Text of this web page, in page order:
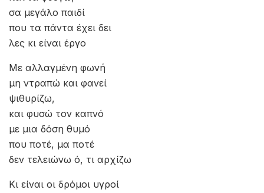
σα μεγάλο παιδί
που τα πάντα έχει δει
λες κι είναι έργο
Με αλλαγμένη φωνή
μη ντραπώ και φανεί
ψιθυρίζω,
και φυσώ τον καπνό
με μια δόση θυμό
που ποτέ, μα ποτέ
δεν τελειώνω ό, τι αρχίζω
Κι είναι οι δρόμοι υγροί